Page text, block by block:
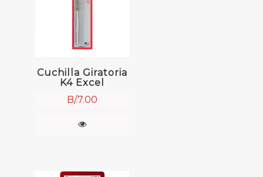
Cuchilla Giratoria
K4 Excel
B/.7.00